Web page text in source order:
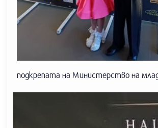
подкрепата на Министерство на